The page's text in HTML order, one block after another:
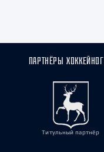
ПАРТНЁРЫ
Титульный партнёр